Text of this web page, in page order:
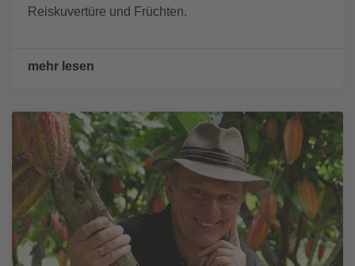
Reiskuvertüre und Früchten.
mehr lesen